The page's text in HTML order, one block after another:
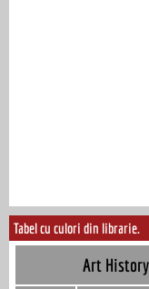
Tabel cu culori din librarie.
Art